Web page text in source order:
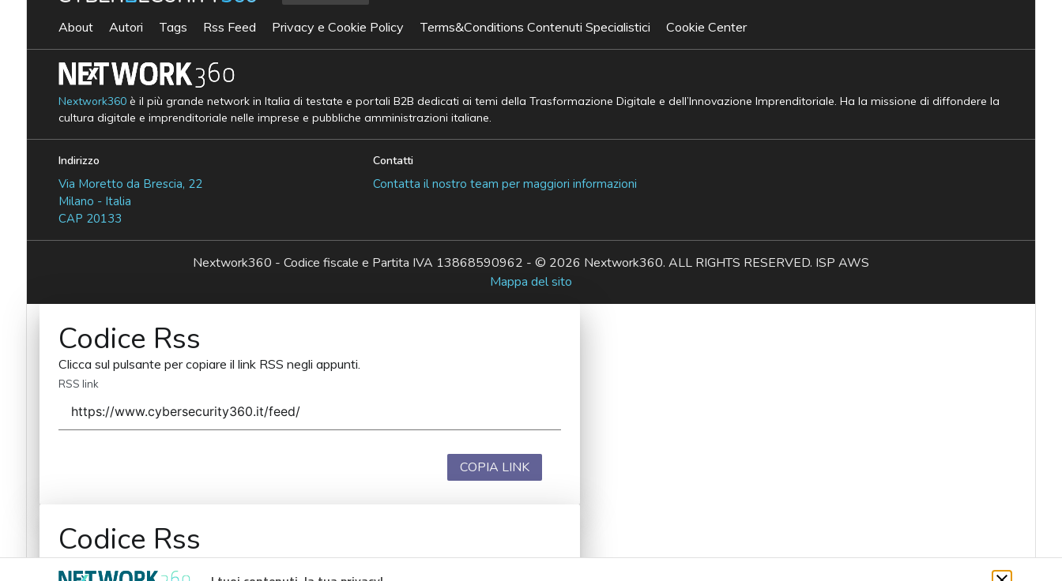
About Autori Tags Rss Feed Privacy e Cookie Policy Terms&Conditions Contenuti Specialistici Cookie Center
Nextwork360è il più grande network in Italia di testate e portali B2B dedicati ai temi della Trasformazione Digitale e dell’Innovazione Imprenditoriale. Ha la missione di diffondere la
cultura digitale e imprenditoriale nelle imprese e pubbliche amministrazioni italiane.
Indirizzo
Via Moretto da Brescia, 22
Milano - Italia
CAP 20133
Contatti
Contatta il nostro team per maggiori informazioni
Nextwork360 - Codice fiscale e Partita IVA 13868590962 - © 2026 Nextwork360. ALL RIGHTS RESERVED. ISP AWS
Mappa del sito
Codice Rss
Clicca sul pulsante per copiare il link RSS negli appunti.
RSS link
COPIA LINK
Codice Rss